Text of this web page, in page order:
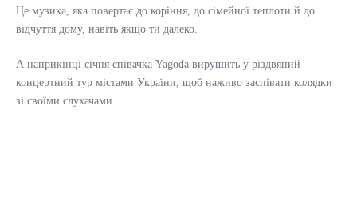
Це музика, яка повертає до коріння, до сімейної теплоти й до
відчуття дому, навіть якщо ти далеко.
А наприкінці січня співачка Yagoda вирушить у різдвяний
концертний тур містами України, щоб наживо заспівати колядки
зі своїми слухачами.